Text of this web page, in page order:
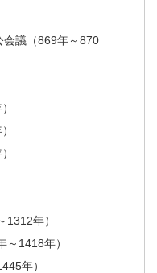
会議（869年～870
年）
1418年）
年）